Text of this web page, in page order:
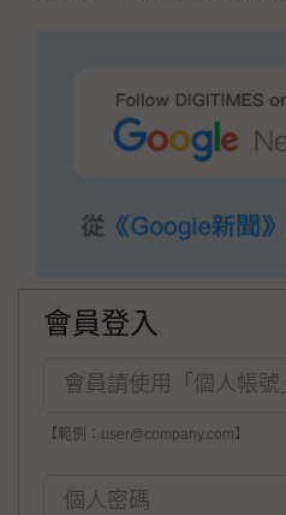
會員登入
【範例：user@company.com】